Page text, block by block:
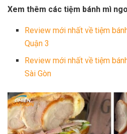
Xem thêm các tiệm bánh mì
Review mới nhất về tiệm
Quận 3
Review mới nhất về tiệm
Sài Gòn